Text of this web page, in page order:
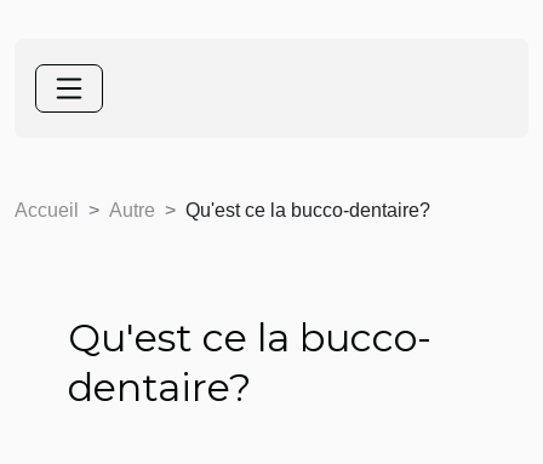
Accueil Autre Qu'est ce la bucco-dentaire?
Qu'est ce la bucco-
dentaire?